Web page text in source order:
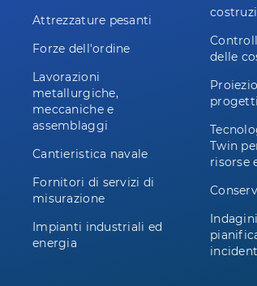
Attrezzature pesanti
Forze dell'ordine
Lavorazioni
metallurgiche,
meccaniche e
assemblaggi
Cantieristica navale
Fornitori di servizi di
misurazione
Impianti industriali ed
energia
delle
progetti
Twin
risorse